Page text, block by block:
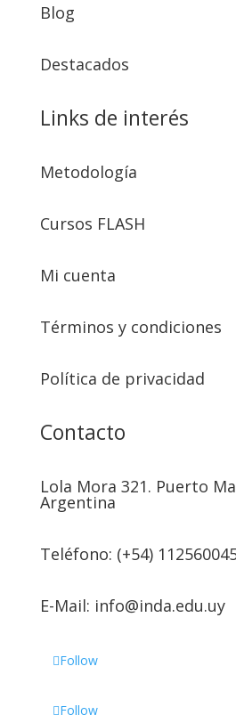
Blog
Destacados
Links de interés
Metodología
Cursos FLASH
Mi cuenta
Términos y condiciones
Política de privacidad
Contacto
Lola Mora 321. Puerto
Argentina
Teléfono: (+54)
E-Mail: info@inda.edu.uy
Follow
Follow